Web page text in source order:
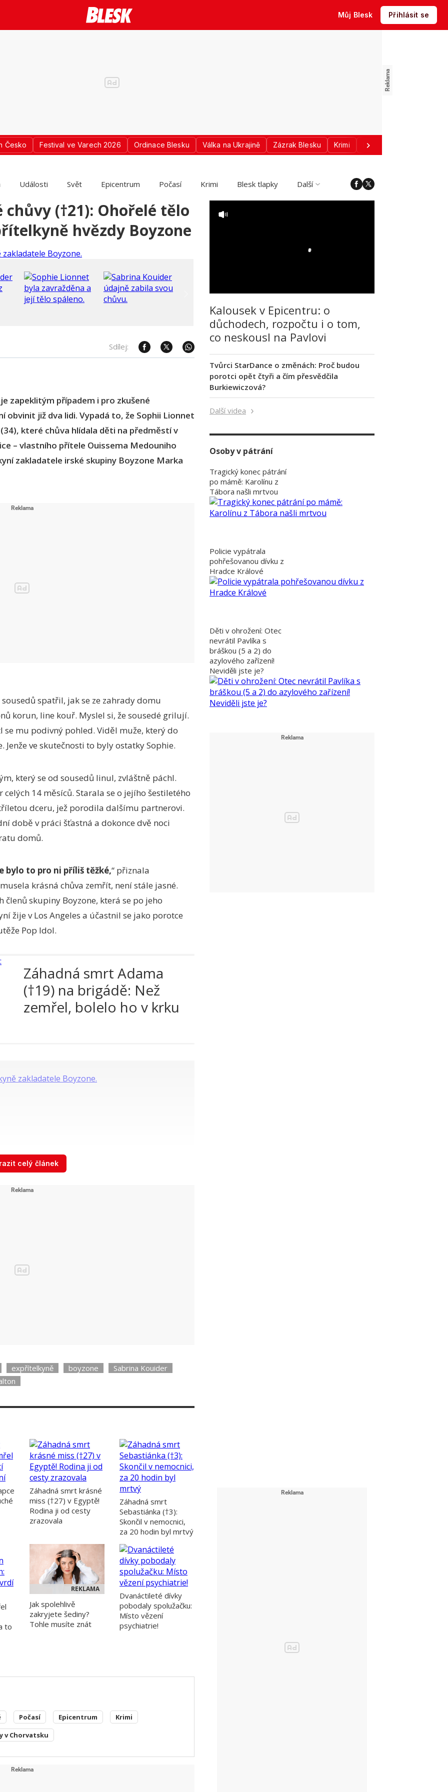
Můj Blesk Přihlásit se
Česko Festival ve Varech 2026 Ordinace Blesku Válka na Ukrajině Zázrak Blesku Krimi Donald Trump
Události Svět Epicentrum Počasí Krimi Blesk tlapky Další
(†21): Ohořelé tělo
hvězdy Boyzone
Sdílej:
zapeklitým případem i pro zkušené
obvinit již dva lidi. Vypadá to, že Sophii Lionnet
které chůva hlídala děti na předměstí v
– vlastního přítele Ouissema Medouniho
zakladatele irské skupiny Boyzone Marka
spatřil, jak se ze zahrady domu
korun, line kouř. Myslel si, že sousedé grilují.
se mu podivný pohled. Viděl muže, který do
ve skutečnosti to byly ostatky Sophie.
který se od sousedů linul, zvláštně páchl.
14 měsíců. Starala se o jejího šestiletého
dceru, jež porodila dalšímu partnerovi.
době v práci šťastná a dokonce dvě noci
domů.
bylo to pro ni příliš těžké,“ přiznala
krásná chůva zemřít, není stále jasné.
skupiny Boyzone, která se po jeho
žije v Los Angeles a účastnil se jako porotce
Pop Idol.
Záhadná smrt Adama
(†19) na brigádě: Než
zemřel, bolelo ho v krku
celý článek
expřítelkyně boyzone
Sabrina Kouider
Záhadná smrt krásné
miss (†27) v Egyptě!
Rodina ji od cesty
zrazovala
Záhadná smrt
Sebastiánka (†3):
Skončil v nemocnici,
za 20 hodin byl mrtvý
to
REKLAMA
Jak spolehlivě
zakryjete šediny?
Tohle musíte znát
Dvanáctileté dívky
pobodaly spolužačku:
Místo vězení
psychiatrie!
Počasí Epicentrum
Krimi
v Chorvatsku
Kalousek v Epicentru: o
důchodech, rozpočtu i o tom,
co neskousl na Pavlovi
Tvůrci StarDance o změnách: Proč budou
porotci opět čtyři a čím přesvědčila
Burkiewiczová?
Další videa
Osoby v pátrání
Tragický konec pátrání
po mámě: Karolínu z
Tábora našli mrtvou
Policie vypátrala
pohřešovanou dívku z
Hradce Králové
Děti v ohrožení: Otec
nevrátil Pavlíka s
bráškou (5 a 2) do
azylového zařízení!
Neviděli jste je?